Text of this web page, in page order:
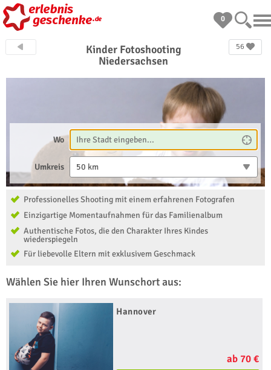
0
56
Kinder Fotoshooting
Niedersachsen
Wo
Umkreis 50 km
Professionelles Shooting mit einem erfahrenen Fotografen
Einzigartige Momentaufnahmen für das Familienalbum
Authentische Fotos, die den Charakter Ihres Kindes
wiederspiegeln
Für liebevolle Eltern mit exklusivem Geschmack
Wählen Sie hier Ihren Wunschort aus:
Hannover
ab 70 €